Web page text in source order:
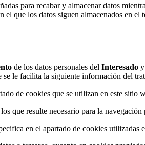
para recabar y almacenar datos
el que los datos siguen almacenados en
de los datos personales delInteresado
le facilita la siguiente información del
de cookies que se utilizan en este sitio
que resulte necesario para la
en el apartado de cookies utilizadas